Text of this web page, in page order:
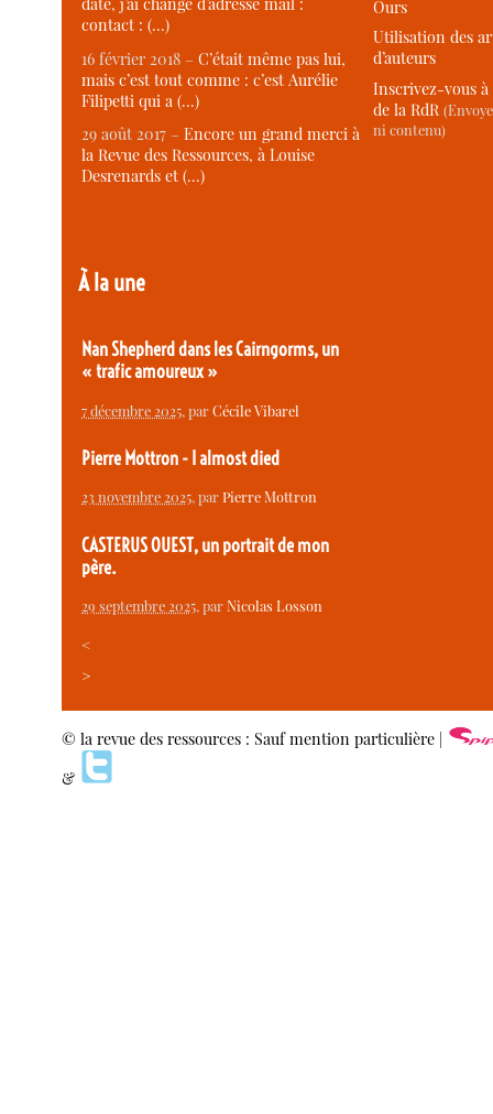
date, j’ai changé d’adresse mail :
contact : (…)
16 février 2018 –C’était même pas lui,
mais c’est tout comme : c’est Aurélie
Filipetti qui a (…)
29 août 2017 –Encore un grand merci à
la Revue des Ressources, à Louise
Desrenards et (…)
À la une
Nan Shepherd dans les Cairngorms, un
« trafic amoureux »
7 décembre 2025, parCécile Vibarel
Pierre Mottron - I almost died
23 novembre 2025, parPierre Mottron
CASTERUS OUEST, un portrait de mon
père.
29 septembre 2025, parNicolas Losson
<
>
Ours
Utilisation des
d’auteurs
Inscrivez-vous
de la RdR
ni contenu)
© la revue des ressources : Sauf mention particulière |
&